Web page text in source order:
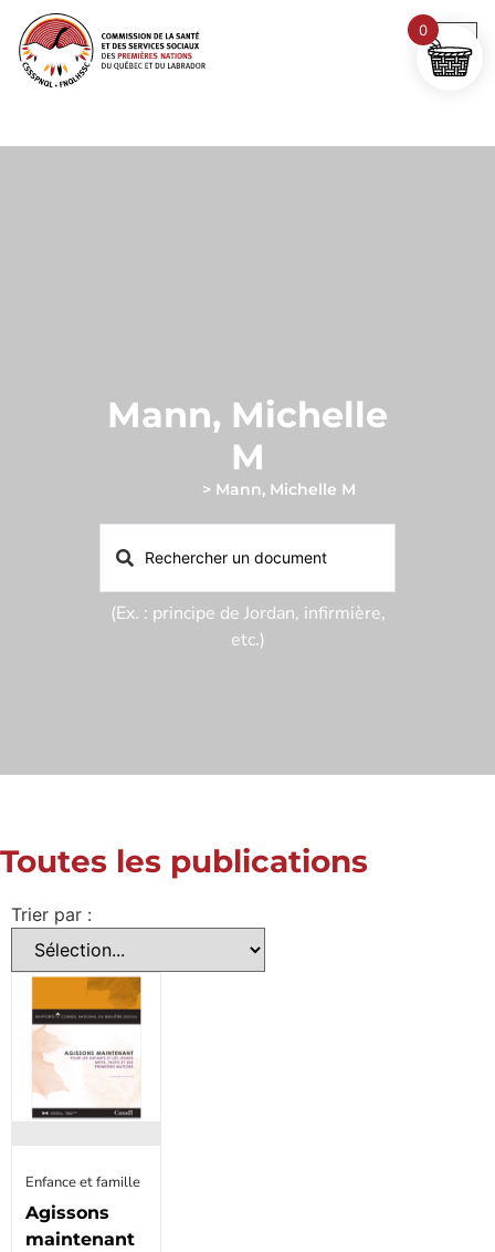
Mann, Michelle
M
> Mann, Michelle M
(Ex. : principe de Jordan, infirmière,
etc.)
Toutes les publications
Trier par :
Enfance et famille
Agissons
maintenant
0